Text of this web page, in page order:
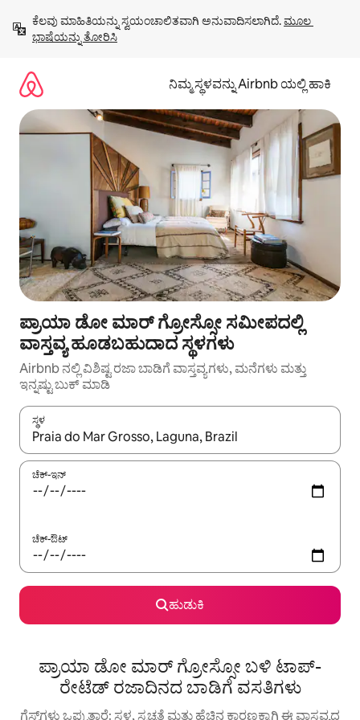
ಹೋಗಿ
ಕೆಲವು ಮಾಹಿತಿಯನ್ನು ಸ್ವಯಂಚಾಲಿತವಾಗಿ ಅನುವಾದಿಸಲಾಗಿದೆ. ಮೂಲ
ಭಾಷೆಯನ್ನು ತೋರಿಸಿ
ನಿಮ್ಮ ಸ್ಥಳವನ್ನು Airbnb ಯಲ್ಲಿ ಹಾಕಿ
ಪ್ರಾಯಾ ಡೋ ಮಾರ್ ಗ್ರೋಸ್ಸೋ ಸಮೀಪದಲ್ಲಿ
ವಾಸ್ತವ್ಯ ಹೂಡಬಹುದಾದ ಸ್ಥಳಗಳು
Airbnb ನಲ್ಲಿ ವಿಶಿಷ್ಟ ರಜಾ ಬಾಡಿಗೆ ವಾಸ್ತವ್ಯಗಳು, ಮನೆಗಳು ಮತ್ತು
ಇನ್ನಷ್ಟು ಬುಕ್ ಮಾಡಿ
ಸ್ಥಳ
ಫಲಿತಾಂಶಗಳು ಲಭ್ಯವಿರುವಾಗ, ಅಪ್ ಮತ್ತು ಡೌನ್ ಬಾಣದ ಕೀಲಿಗಳೊಂದಿಗೆ
ಚೆಕ್-ಇನ್
ಚೆಕ್-ಔಟ್
ಹುಡುಕಿ
ಪ್ರಾಯಾ ಡೋ ಮಾರ್ ಗ್ರೋಸ್ಸೋ ಬಳಿ ಟಾಪ್-
ರೇಟೆಡ್ ರಜಾದಿನದ ಬಾಡಿಗೆ ವಸತಿಗಳು
ಗೆಸ್ಟ್‌ಗಳು ಒಪ್ಪುತ್ತಾರೆ: ಸ್ಥಳ, ಸ್ವಚ್ಛತೆ ಮತ್ತು ಹೆಚ್ಚಿನ ಕಾರಣಕ್ಕಾಗಿ ಈ ವಾಸ್ತವ್ಯದ